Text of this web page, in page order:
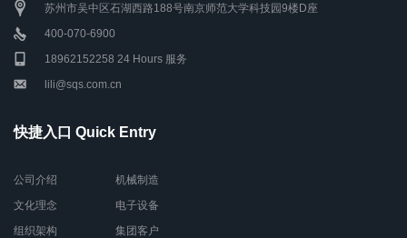
苏州市吴中区石湖西路188号南京师范大学科技园9楼D座
400-070-6900
18962152258 24 Hours 服务
lili@sqs.com.cn
快捷入口 Quick Entry
公司介绍
文化理念
组织架构
机械制造
电子设备
集团客户